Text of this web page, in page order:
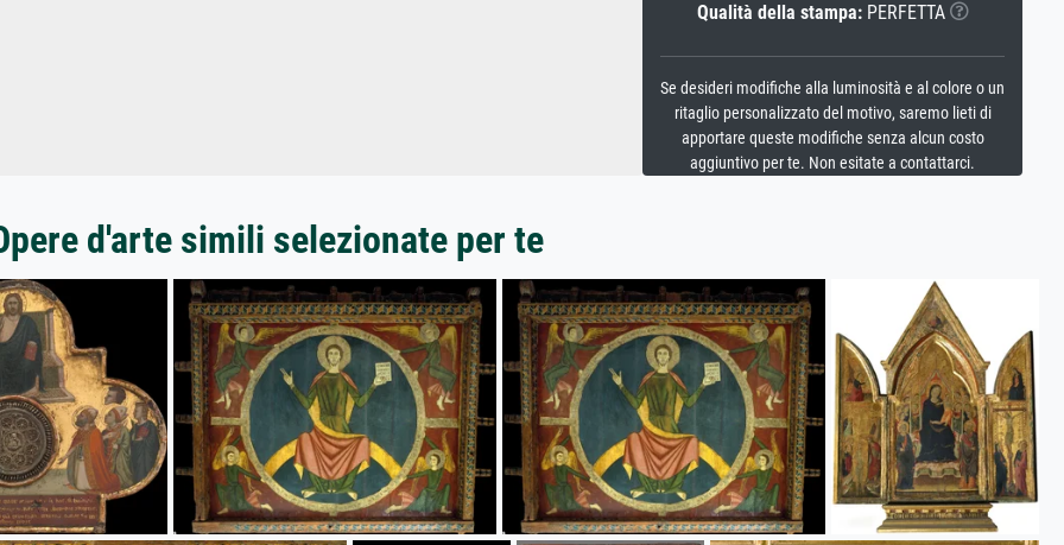
Qualità della stampa:PERFETTA
Se desideri modifiche alla luminosità e al colore o un
ritaglio personalizzato del motivo, saremo lieti di
apportare queste modifiche senza alcun costo
aggiuntivo per te. Non esitate a contattarci.
d'arte simili selezionate per te